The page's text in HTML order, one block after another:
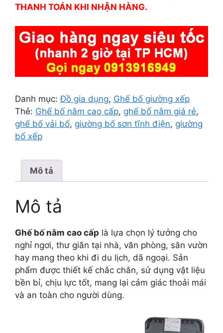
THANH TOÁN KHI NHẬN HÀNG.
Danh mục:Đồ gia dụng, Ghế bố giường xếp
Thẻ: Ghế bố nằm cao cấp, ghế bố nằm giá rẻ,
ghế bố vải bố, giường bố sơn tĩnh điện, giường
bố xếp
Mô tả
Mô tả
Ghế bố nằm cao cấp là lựa chọn lý tưởng cho
nghỉ ngơi, thư giãn tại nhà, văn phòng, sân vườn
hay mang theo khi đi du lịch, dã ngoại. Sản
phẩm được thiết kế chắc chắn, sử dụng vật liệu
bền bỉ, chịu lực tốt, mang lại cảm giác thoải mái
và an toàn cho người dùng.